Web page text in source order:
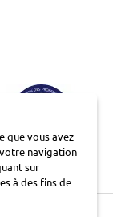
que vous avez
navigation
sur
à des fins de